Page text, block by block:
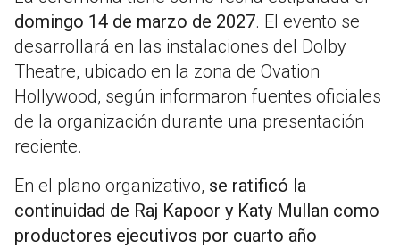
domingo 14 de marzo de 2027. El evento se
desarrollará en las instalaciones del Dolby
Theatre, ubicado en la zona de Ovation
Hollywood, según informaron fuentes oficiales
de la organización durante una presentación
reciente.
En el plano organizativo, se ratificó la
continuidad de Raj Kapoor y Katy Mullan como
productores ejecutivos por cuarto año